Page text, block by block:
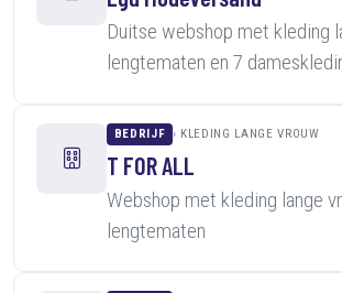
Duitse webshop met kleding
lengtematen en 7
BEDRIJF KLEDING LANGE VROUW
T FOR ALL
Webshop met kleding lange
lengtematen